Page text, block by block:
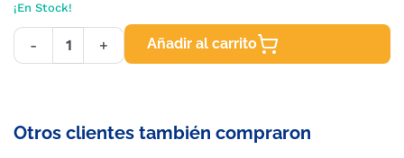
¡En Stock!
- + Añadir al carrito
Otros clientes también compraron